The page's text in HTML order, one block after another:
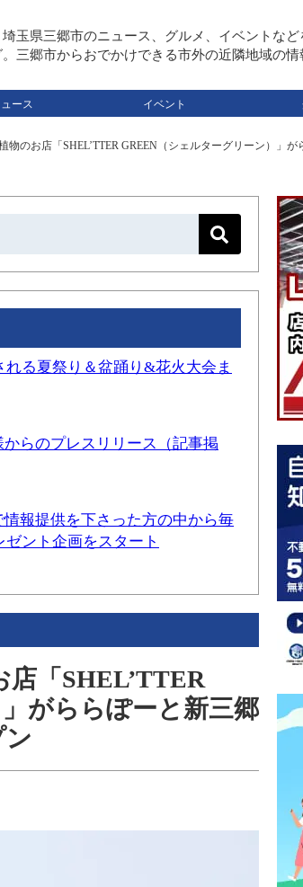
玉県三郷市のニュース、グルメ、イベントな
三郷市からおでかけできる市外の近隣地域の情
ース イベント
物のお店「SHEL’TTER GREEN（シェルターグリーン）」
れる夏祭り＆盆踊り&花火大会ま
らのプレスリリース（記事掲
情報提供を下さった方の中から毎
ゼント企画をスタート
店「SHEL’TTER
がららぽーと新三郷
ン